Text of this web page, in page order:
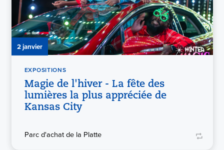
2 janvier
EXPOSITIONS
Magie de l'hiver - La fête des
lumières la plus appréciée de
Kansas City
Parc d'achat de la Platte